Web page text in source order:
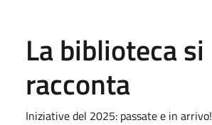
La biblioteca si
racconta
Iniziative del 2025: passate e in arrivo!